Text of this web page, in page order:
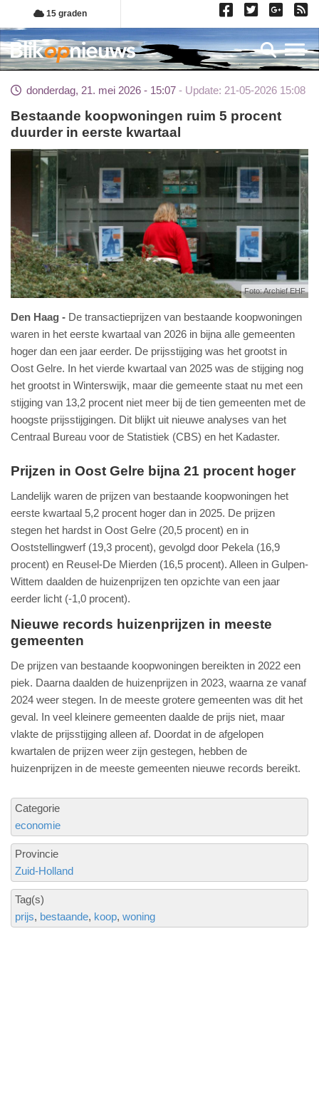
Overslaan
en
naar
de
gaan
15 graden
donderdag, 21. mei 2026 - 15:07 Update: 21-05-2026 15:08
Bestaande koopwoningen ruim 5 procent
duurder in eerste kwartaal
Foto: Archief EHF
Den Haag
De transactieprijzen van bestaande koopwoningen
waren in het eerste kwartaal van 2026 in bijna alle gemeenten
hoger dan een jaar eerder. De prijsstijging was het grootst in
Oost Gelre. In het vierde kwartaal van 2025 was de stijging nog
het grootst in Winterswijk, maar die gemeente staat nu met een
stijging van 13,2 procent niet meer bij de tien gemeenten met de
hoogste prijsstijgingen. Dit blijkt uit nieuwe analyses van het
Centraal Bureau voor de Statistiek (CBS) en het Kadaster.
Prijzen in Oost Gelre bijna 21 procent hoger
Landelijk waren de prijzen van bestaande koopwoningen het
eerste kwartaal 5,2 procent hoger dan in 2025. De prijzen
stegen het hardst in Oost Gelre (20,5 procent) en in
Ooststellingwerf (19,3 procent), gevolgd door Pekela (16,9
procent) en Reusel-De Mierden (16,5 procent). Alleen in Gulpen-
Wittem daalden de huizenprijzen ten opzichte van een jaar
eerder licht (-1,0 procent).
Nieuwe records huizenprijzen in meeste
gemeenten
De prijzen van bestaande koopwoningen bereikten in 2022 een
piek. Daarna daalden de huizenprijzen in 2023, waarna ze vanaf
2024 weer stegen. In de meeste grotere gemeenten was dit het
geval. In veel kleinere gemeenten daalde de prijs niet, maar
vlakte de prijsstijging alleen af. Doordat in de afgelopen
kwartalen de prijzen weer zijn gestegen, hebben de
huizenprijzen in de meeste gemeenten nieuwe records bereikt.
Categorie
economie
Provincie
Zuid-Holland
Tag(s)
prijs bestaande koop woning